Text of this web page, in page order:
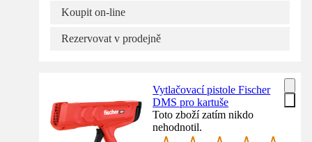
Koupit on-line
Rezervovat v prodejně
Vytlačovací pistole Fischer
DMS pro kartuše
Toto zboží zatím nikdo
nehodnotil.